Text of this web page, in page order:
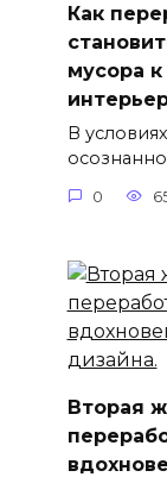
Как
мусора
В
0
Вторая